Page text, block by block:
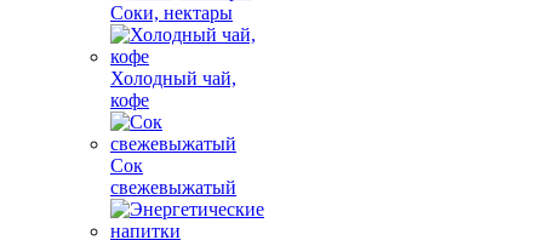
Соки, нектары
Холодный чай,
кофе
Сок
свежевыжатый